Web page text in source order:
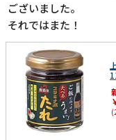
ございました。
それではまた！